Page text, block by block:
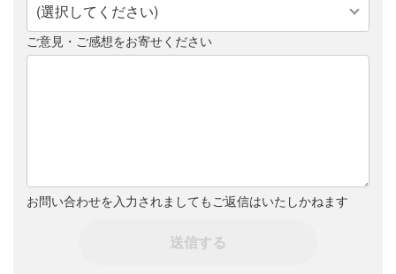
(選択してください)
ご意見・ご感想をお寄せください
お問い合わせを入力されましてもご返信はいたしかねます
送信する